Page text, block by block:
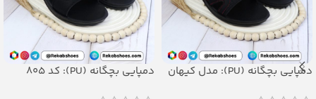
دمپایی بچگانه (PU): مدل کیهان دمپایی بچگانه (PU): کد 805